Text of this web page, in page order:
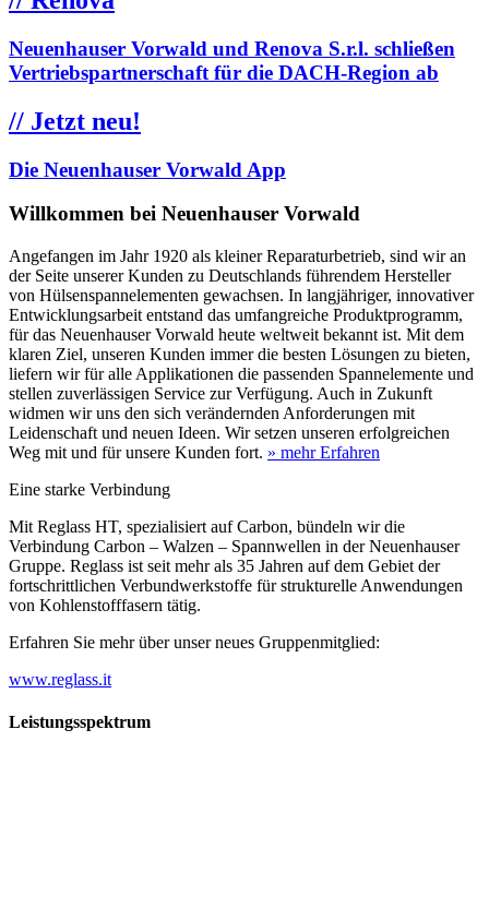
Neuenhauser Vorwald und Renova S.r.l. schließen
Vertriebspartnerschaft für die DACH-Region ab
// Jetzt neu!
Die Neuenhauser Vorwald App
Willkommen bei Neuenhauser Vorwald
Angefangen im Jahr 1920 als kleiner Reparaturbetrieb, sind wir an
der Seite unserer Kunden zu Deutschlands führendem Hersteller
von Hülsenspannelementen gewachsen. In langjähriger, innovativer
Entwicklungsarbeit entstand das umfangreiche Produktprogramm,
für das Neuenhauser Vorwald heute weltweit bekannt ist. Mit dem
klaren Ziel, unseren Kunden immer die besten Lösungen zu bieten,
liefern wir für alle Applikationen die passenden Spannelemente und
stellen zuverlässigen Service zur Verfügung. Auch in Zukunft
widmen wir uns den sich verändernden Anforderungen mit
Leidenschaft und neuen Ideen. Wir setzen unseren erfolgreichen
Weg mit und für unsere Kunden fort. » mehr Erfahren
Eine starke Verbindung
Mit Reglass HT, spezialisiert auf Carbon, bündeln wir die
Verbindung Carbon – Walzen – Spannwellen in der Neuenhauser
Gruppe. Reglass ist seit mehr als 35 Jahren auf dem Gebiet der
fortschrittlichen Verbundwerkstoffe für strukturelle Anwendungen
von Kohlenstofffasern tätig.
Erfahren Sie mehr über unser neues Gruppenmitglied:
www.reglass.it
Leistungsspektrum